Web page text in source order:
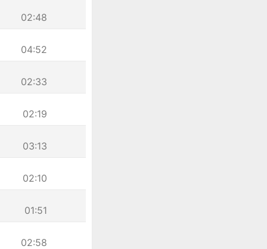
02:48
04:52
02:33
02:19
03:13
02:10
01:51
02:58